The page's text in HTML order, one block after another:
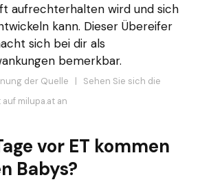
aufrechterhalten wird und sich
kann. Dieser Übereifer
sich bei dir als
bemerkbar.
der Quelle | Sehen Sie sich die
milupa.at an
vor ET kommen
Babys?